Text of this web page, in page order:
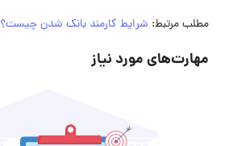
مطلب مرتبط: شرایط کارمند بانک شدن چیست؟
مهارت‌های مورد نیاز